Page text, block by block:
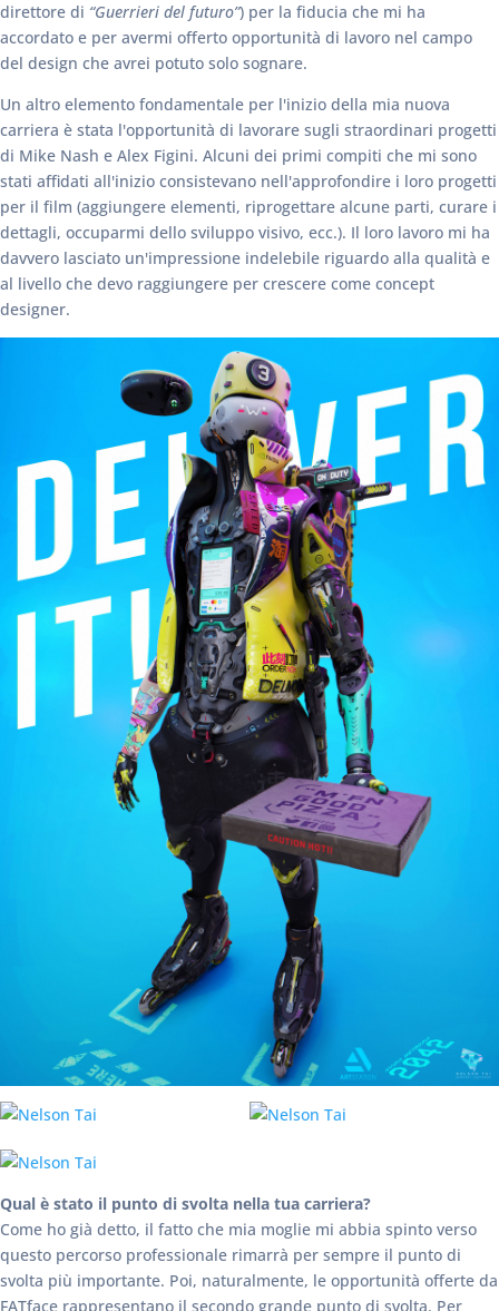
direttore di “Guerrieri del futuro”) per la fiducia che mi ha
accordato e per avermi offerto opportunità di lavoro nel campo
del design che avrei potuto solo sognare.
Un altro elemento fondamentale per l'inizio della mia nuova
carriera è stata l'opportunità di lavorare sugli straordinari progetti
di Mike Nash e Alex Figini. Alcuni dei primi compiti che mi sono
stati affidati all'inizio consistevano nell'approfondire i loro progetti
per il film (aggiungere elementi, riprogettare alcune parti, curare i
dettagli, occuparmi dello sviluppo visivo, ecc.). Il loro lavoro mi ha
davvero lasciato un'impressione indelebile riguardo alla qualità e
al livello che devo raggiungere per crescere come concept
designer.
Qual è stato il punto di svolta nella tua carriera?
Come ho già detto, il fatto che mia moglie mi abbia spinto verso
questo percorso professionale rimarrà per sempre il punto di
svolta più importante. Poi, naturalmente, le opportunità offerte da
FATface rappresentano il secondo grande punto di svolta. Per